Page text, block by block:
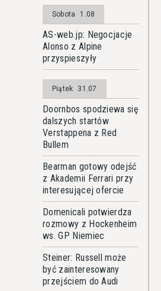
Sobota 1.08
AS-web.jp: Negocjacje
Alonso z Alpine
przyspieszyły
Piątek 31.07
Doornbos spodziewa się
dalszych startów
Verstappena z Red
Bullem
Bearman gotowy odejść
z Akademii Ferrari przy
interesującej ofercie
Domenicali potwierdza
rozmowy z Hockenheim
ws. GP Niemiec
Steiner: Russell może
być zainteresowany
przejściem do Audi